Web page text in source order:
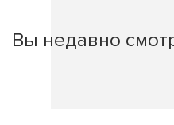
Вы недавно